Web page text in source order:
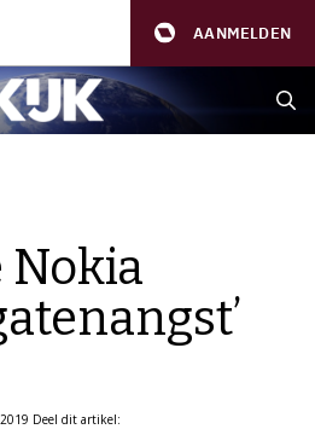
AANMELDEN
Nokia
Deel dit artikel: